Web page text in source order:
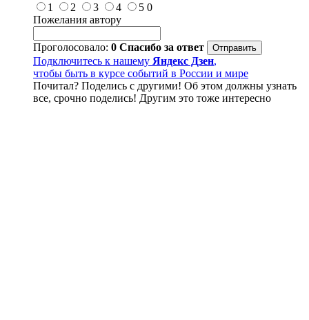
1
2 3 4 5 0
Пожелания автору
Проголосовало: 0 Спасибо за ответ
Подключитесь к нашему Яндекс Дзен,
чтобы быть в курсе событий в России и мире
Почитал? Поделись с другими! Об этом должны узнать
все, срочно поделись! Другим это тоже интересно